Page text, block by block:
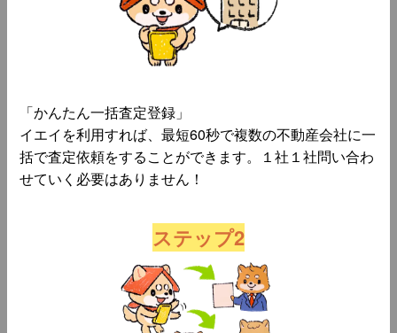
「かんたん一括査定登録」
イエイを利用すれば、最短60秒で複数の不動産会社に一
括で査定依頼をすることができます。１社１社問い合わ
せていく必要はありません！
ステップ2